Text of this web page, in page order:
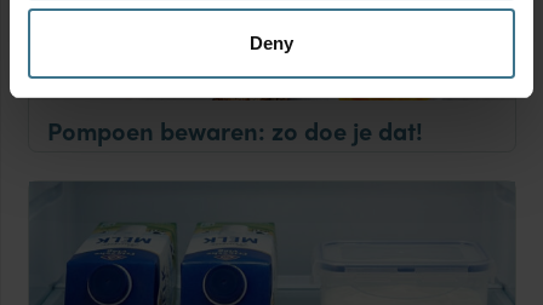
Deny
Pompoen bewaren: zo doe je dat!